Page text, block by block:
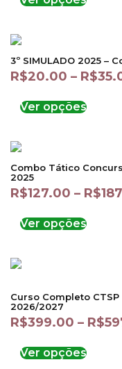
3º SIMULADO 2025 –
R$20.00 – R$
Ver opções
Combo Tático
2025
R$127.00 – R$
Ver opções
Curso Completo
2026/2027
R$399.00 – R$
Ver opções